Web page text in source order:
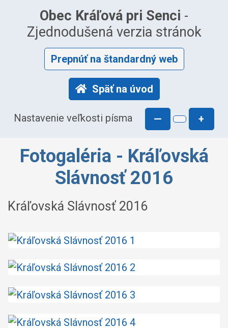
Obec Kráľová pri Senci -
Zjednodušená verzia stránok
Prepnúť na štandardný web
Späť na úvod
Nastavenie veľkosti písma — +
Fotogaléria - Kráľovská
Slávnosť 2016
Kráľovská Slávnosť 2016